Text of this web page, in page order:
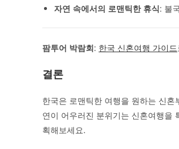
자연 속에서의 로맨틱한 휴식: 불
팜투어 박람회: 한국 신혼여행 가이드
결론
한국은 로맨틱한 여행을 원하는 신
연이 어우러진 분위기는 신혼여행을
획해보세요.